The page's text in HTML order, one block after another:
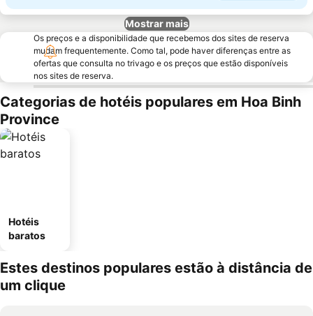
Mostrar mais
Os preços e a disponibilidade que recebemos dos sites de reserva
mudam frequentemente. Como tal, pode haver diferenças entre as
ofertas que consulta no trivago e os preços que estão disponíveis
nos sites de reserva.
Categorias de hotéis populares em Hoa Binh
Province
Hotéis
baratos
Estes destinos populares estão à distância de
um clique